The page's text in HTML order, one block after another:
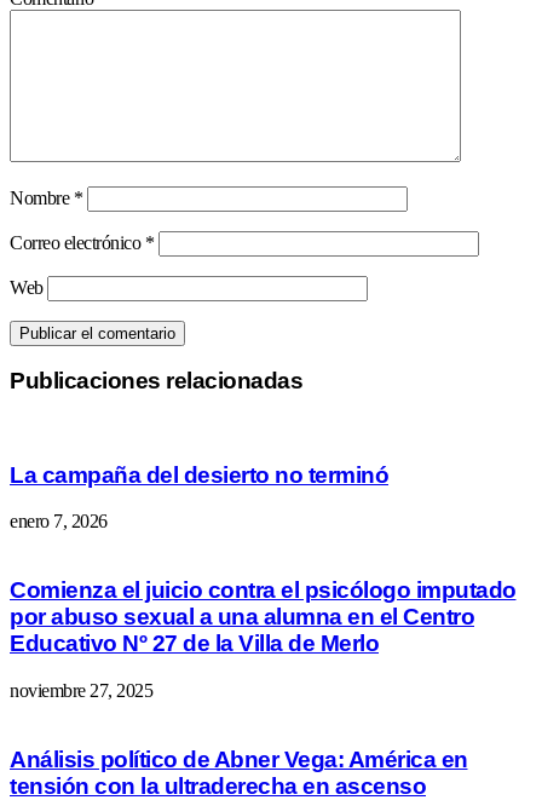
Nombre *
Correo electrónico *
Web
Publicaciones relacionadas
La campaña del desierto no terminó
enero 7, 2026
Comienza el juicio contra el psicólogo imputado
por abuso sexual a una alumna en el Centro
Educativo Nº 27 de la Villa de Merlo
noviembre 27, 2025
Análisis político de Abner Vega: América en
tensión con la ultraderecha en ascenso